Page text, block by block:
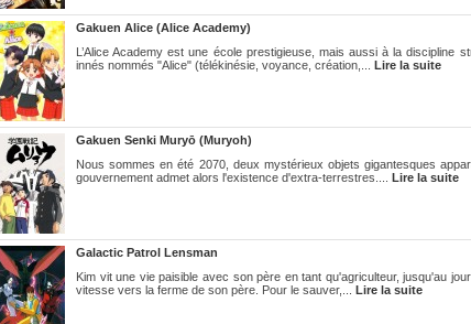
Gakuen Alice (Alice Academy)
L’Alice Academy est une école prestigieuse, mais aussi à la discipline
innés nommés "Alice" (télékinésie, voyance, création,... Lire la suite
Gakuen Senki Muryō (Muryoh)
Nous sommes en été 2070, deux mystérieux objets gigantesques
gouvernement admet alors l'existence d'extra-terrestres.... Lire la suite
Galactic Patrol Lensman
Kim vit une vie paisible avec son père en tant qu'agriculteur, jusqu'au
vitesse vers la ferme de son père. Pour le sauver,... Lire la suite